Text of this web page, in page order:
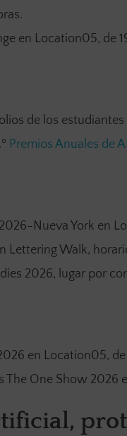
en Location05, de
de los
Premios Anuales de
Nueva York en
Lettering Walk,
2026, lugar por
en Location05, de
The One Show